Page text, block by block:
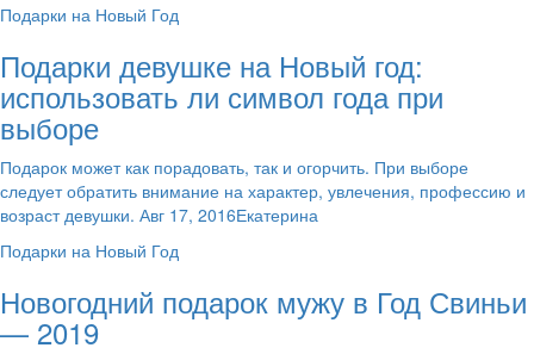
Подарки на Новый Год
Подарки девушке на Новый год:
использовать ли символ года при
выборе
Подарок может как порадовать, так и огорчить. При выборе
следует обратить внимание на характер, увлечения, профессию и
возраст девушки. Авг 17, 2016Екатерина
Подарки на Новый Год
Новогодний подарок мужу в Год Свиньи
— 2019